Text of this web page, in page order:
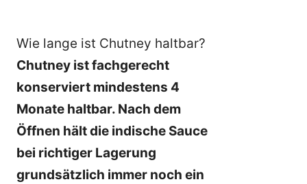
Wie lange ist Chutney haltbar?
Chutney ist fachgerecht
konserviert mindestens 4
Monate haltbar. Nach dem
Öffnen hält die indische Sauce
bei richtiger Lagerung
grundsätzlich immer noch ein